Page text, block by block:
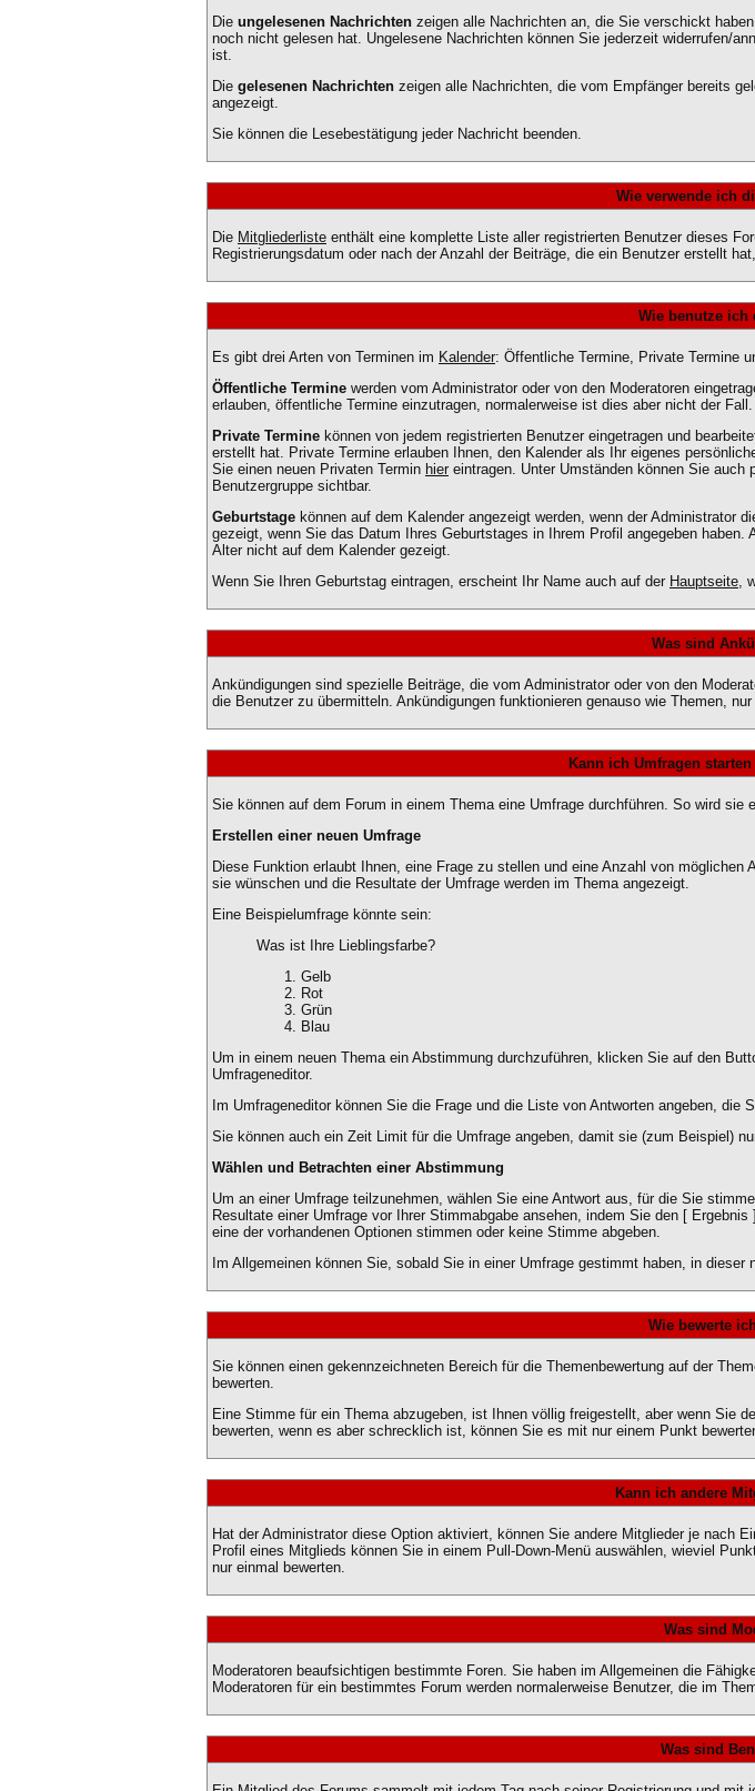
Die ungelesenen Nachrichten zeigen alle Nachrichten an, die Sie verschickt
noch nicht gelesen hat. Ungelesene Nachrichten können Sie jederzeit widerrufen/
ist.
Die gelesenen Nachrichten zeigen alle Nachrichten, die vom Empfänger bereits
angezeigt.
Sie können die Lesebestätigung jeder Nachricht beenden.
Wie verwende ich
Die Mitgliederliste enthält eine komplette Liste aller registrierten Benutzer dieses
Registrierungsdatum oder nach der Anzahl der Beiträge, die ein Benutzer erstellt
Wie benutze ich
Es gibt drei Arten von Terminen im Kalender: Öffentliche Termine, Private Termine
Öffentliche Termine werden vom Administrator oder von den Moderatoren
erlauben, öffentliche Termine einzutragen, normalerweise ist dies aber nicht der Fall.
Private Termine können von jedem registrierten Benutzer eingetragen und
erstellt hat. Private Termine erlauben Ihnen, den Kalender als Ihr eigenes
Sie einen neuen Privaten Termin hier eintragen. Unter Umständen können Sie auch
Benutzergruppe sichtbar.
Geburtstage können auf dem Kalender angezeigt werden, wenn der Administrator
gezeigt, wenn Sie das Datum Ihres Geburtstages in Ihrem Profil angegeben
Alter nicht auf dem Kalender gezeigt.
Wenn Sie Ihren Geburtstag eintragen, erscheint Ihr Name auch auf der Hauptseite,
Was sind
Ankündigungen sind spezielle Beiträge, die vom Administrator oder von den
die Benutzer zu übermitteln. Ankündigungen funktionieren genauso wie Themen,
Kann ich Umfragen
Sie können auf dem Forum in einem Thema eine Umfrage durchführen. So wird sie
Erstellen einer neuen Umfrage
Diese Funktion erlaubt Ihnen, eine Frage zu stellen und eine Anzahl von
sie wünschen und die Resultate der Umfrage werden im Thema angezeigt.
Eine Beispielumfrage könnte sein:
Was ist Ihre Lieblingsfarbe?
Gelb
Rot
Grün
Blau
Um in einem neuen Thema ein Abstimmung durchzuführen, klicken Sie auf den
Umfrageneditor.
Im Umfrageneditor können Sie die Frage und die Liste von Antworten angeben, die
Sie können auch ein Zeit Limit für die Umfrage angeben, damit sie (zum Beispiel)
Wählen und Betrachten einer Abstimmung
Um an einer Umfrage teilzunehmen, wählen Sie eine Antwort aus, für die Sie
Resultate einer Umfrage vor Ihrer Stimmabgabe ansehen, indem Sie den [
eine der vorhandenen Optionen stimmen oder keine Stimme abgeben.
Im Allgemeinen können Sie, sobald Sie in einer Umfrage gestimmt haben, in
Wie bewerte
Sie können einen gekennzeichneten Bereich für die Themenbewertung auf der
bewerten.
Eine Stimme für ein Thema abzugeben, ist Ihnen völlig freigestellt, aber wenn Sie
bewerten, wenn es aber schrecklich ist, können Sie es mit nur einem Punkt
Kann ich andere
Hat der Administrator diese Option aktiviert, können Sie andere Mitglieder je nach
Profil eines Mitglieds können Sie in einem Pull-Down-Menü auswählen, wieviel
nur einmal bewerten.
Was sind
Moderatoren beaufsichtigen bestimmte Foren. Sie haben im Allgemeinen die
Moderatoren für ein bestimmtes Forum werden normalerweise Benutzer, die im
Was sind